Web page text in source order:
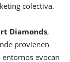
colectiva.
Diamonds,
provienen
evocan